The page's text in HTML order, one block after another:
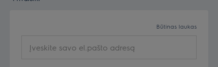
Būtinas laukas
savo